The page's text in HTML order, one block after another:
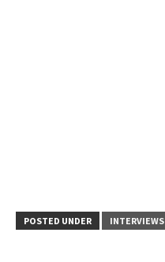
POSTED UNDER INTERVIEWS